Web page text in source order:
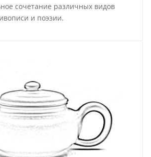
сочетание различных видов
и поэзии.